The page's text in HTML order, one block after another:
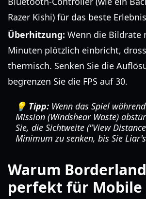
Razer Kishi) für das beste
Überhitzung: Wenn die Bildrate
Minuten plötzlich einbricht,
thermisch. Senken Sie die
begrenzen Sie die FPS auf 30.
💡 Tipp: Wenn das Spiel
Mission (Windshear Waste)
Sie, die Sichtweite ("View
Minimum zu senken, bis Sie
Warum
perfekt für Mobile